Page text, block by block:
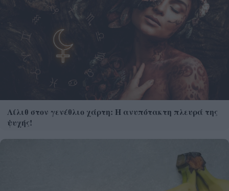
Λίλιθ στον γενέθλιο χάρτη: Η ανυπότακτη πλευρά της
ψυχής!